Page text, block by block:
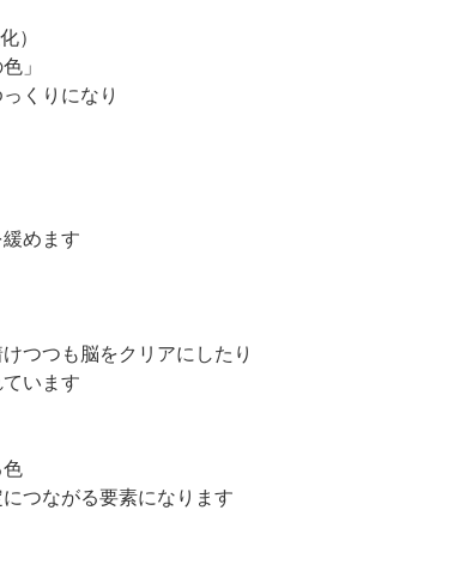
）
」
くりになり
めます
つつも脳をクリアにしたり
います
つながる要素になります